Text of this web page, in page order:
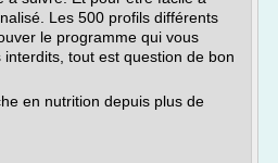
Les 500 profils différents
le programme qui vous
tout est question de bon
en nutrition depuis plus de